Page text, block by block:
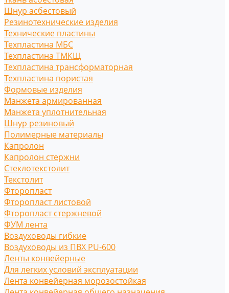
Шнур асбестовый
Резинотехнические изделия
Технические пластины
Техпластина МБС
Техпластина ТМКЩ
Техпластина трансформаторная
Техпластина пористая
Формовые изделия
Манжета армированная
Манжета уплотнительная
Шнур резиновый
Полимерные материалы
Капролон
Капролон стержни
Стеклотекстолит
Текстолит
Фторопласт
Фторопласт листовой
Фторопласт стержневой
ФУМ лента
Воздуховоды гибкие
Воздуховоды из ПВХ PU-600
Ленты конвейерные
Для легких условий эксплуатации
Лента конвейерная морозостойкая